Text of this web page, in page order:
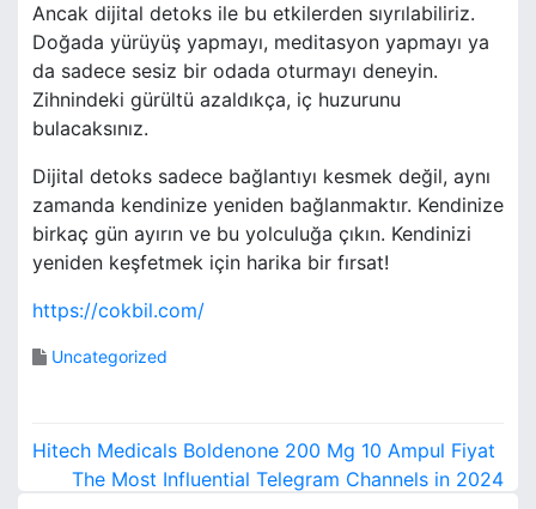
Ancak dijital detoks ile bu etkilerden sıyrılabiliriz.
Doğada yürüyüş yapmayı, meditasyon yapmayı ya
da sadece sesiz bir odada oturmayı deneyin.
Zihnindeki gürültü azaldıkça, iç huzurunu
bulacaksınız.
Dijital detoks sadece bağlantıyı kesmek değil, aynı
zamanda kendinize yeniden bağlanmaktır. Kendinize
birkaç gün ayırın ve bu yolculuğa çıkın. Kendinizi
yeniden keşfetmek için harika bir fırsat!
https://cokbil.com/
Uncategorized
Y
Hitech Medicals Boldenone 200 Mg 10 Ampul Fiyat
The Most Influential Telegram Channels in 2024